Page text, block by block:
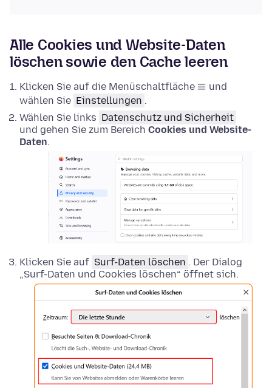
Alle Cookies und Website-Daten
löschen sowie den Cache leeren
Klicken Sie auf die Menüschaltfläche
und
wählen Sie Einstellungen .
Wählen Sie links Datenschutz und Sicherheit
und gehen Sie zum Bereich Cookies und Website-
Daten.
Klicken Sie auf Surf-Daten löschen . Der Dialog
„Surf-Daten und Cookies löschen“ öffnet sich.